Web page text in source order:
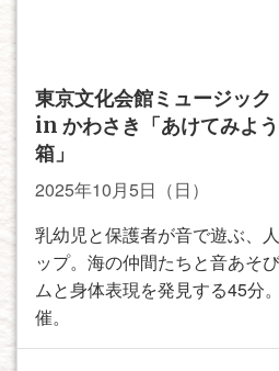
東京文化会館ミュージッ
in かわさき「あけてみよ
箱」
2025年10月5日（日）
乳幼児と保護者が音で遊ぶ、
ップ。海の仲間たちと音あそ
ムと身体表現を発見する45分
催。